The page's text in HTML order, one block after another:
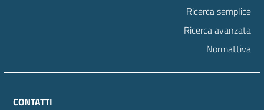
Ricerca semplice
Ricerca avanzata
Normattiva
CONTATTI